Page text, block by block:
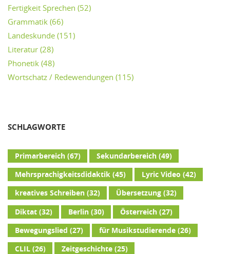
Fertigkeit Sprechen (52)
Grammatik (66)
Landeskunde (151)
Literatur (28)
Phonetik (48)
Wortschatz / Redewendungen (115)
SCHLAGWORTE
Primarbereich(67) Sekundarbereich(49)
Mehrsprachigkeitsdidaktik(45) Lyric Video (42)
kreatives Schreiben(32) Übersetzung(32)
Diktat(32) Berlin(30) Österreich(27)
Bewegungslied (27) für Musikstudierende(26)
CLIL(26) Zeitgeschichte(25)